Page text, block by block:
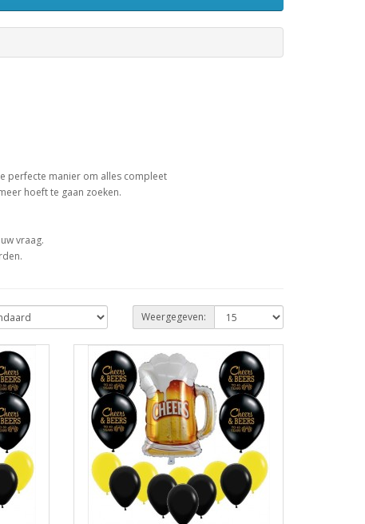
perfecte manier om alles compleet
hoeft te gaan zoeken.
vraag.
Weergegeven: